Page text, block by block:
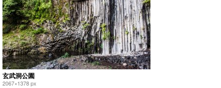
玄武洞公園
2067×1378 px